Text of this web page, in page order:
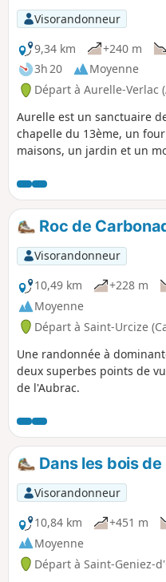
Visorandonneur
9,34 km
+240 m
3h 20
Moyenne
Départ à Aurelle-Verlac
Aurelle est un sanctuaire
chapelle du 13ème, un
maisons, un jardin et un
PR®2.
Roc de
Visorandonneur
10,49 km
+228 m
Moyenne
Départ à Saint-Urcize
Une randonnée à
deux superbes points de
de l'Aubrac.
Dans les bois
Visorandonneur
10,84 km
+451 m
Moyenne
Départ à Saint-Geniez-